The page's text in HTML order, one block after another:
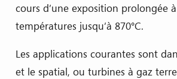
cours d’une exposition prolongée
températures jusqu’à 870°C.
Les applications courantes sont
et le spatial, ou turbines à gaz